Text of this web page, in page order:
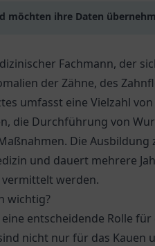
möchten ihre Daten
Fachmann, der
der Zähne, des
umfasst eine Vielzahl
die Durchführung von
Die
und dauert mehrere
werden.
wichtig?
entscheidende Rolle
nicht nur für das Kauen